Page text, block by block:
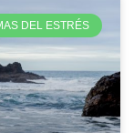
DEL ESTRÉS